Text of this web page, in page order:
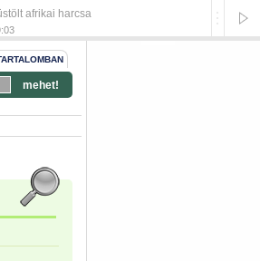
afrikai harcsa
mehet!